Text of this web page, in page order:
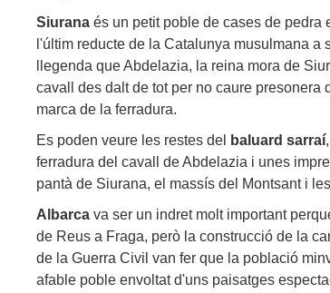
Siurana és un petit poble de cases de pedra
l'últim reducte de la Catalunya musulmana
llegenda que Abdelazia, la reina mora de
cavall des dalt de tot per no caure presonera
marca de la ferradura.
Es poden veure les restes del
baluard sarraí
ferradura del cavall de Abdelazia i unes
pantà de Siurana, el massís del Montsant i
Albarca va ser un indret molt important
de Reus a Fraga, però la construcció de la
de la Guerra Civil van fer que la població
afable poble envoltat d'uns paisatges